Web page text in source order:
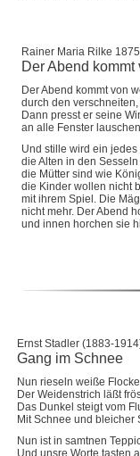
Rainer Maria Rilke
Der Abend
Der Abend kommt von
durch den
Dann presst er seine
an alle Fenster
Und stille wird ein jedes
die Alten in den
die Mütter sind wie
die Kinder wollen nicht
mit ihrem Spiel. Die
nicht mehr. Der Abend
und innen horchen sie
Ernst Stadler (1883-
Gang im Schnee
Nun rieseln weiße
Der Weidenstrich läßt
Das Dunkel steigt vom
Mit Schnee und bleicher
Nun ist in samtnen
Und unsre Worte tasten